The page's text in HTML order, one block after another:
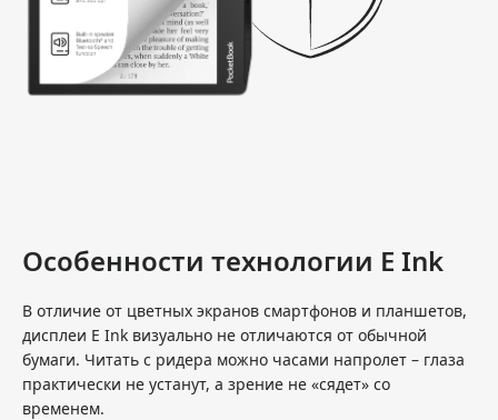
Особенности технологии E Ink
В отличие от цветных экранов смартфонов и планшетов,
дисплеи E Ink визуально не отличаются от обычной
бумаги. Читать с ридера можно часами напролет – глаза
практически не устанут, а зрение не «сядет» со
временем.